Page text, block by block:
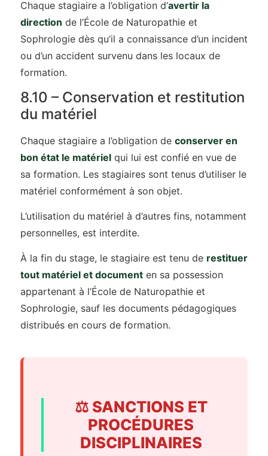
Chaque stagiaire a l’obligation d’avertir la
direction de l’École de Naturopathie et
Sophrologie dès qu’il a connaissance d’un incident
ou d’un accident survenu dans les locaux de
formation.
8.10 – Conservation et restitution
du matériel
Chaque stagiaire a l’obligation de conserver en
bon état le matériel qui lui est confié en vue de
sa formation. Les stagiaires sont tenus d’utiliser le
matériel conformément à son objet.
L’utilisation du matériel à d’autres fins, notamment
personnelles, est interdite.
À la fin du stage, le stagiaire est tenu de restituer
tout matériel et document en sa possession
appartenant à l’École de Naturopathie et
Sophrologie, sauf les documents pédagogiques
distribués en cours de formation.
⚖️ SANCTIONS ET
PROCÉDURES
DISCIPLINAIRES